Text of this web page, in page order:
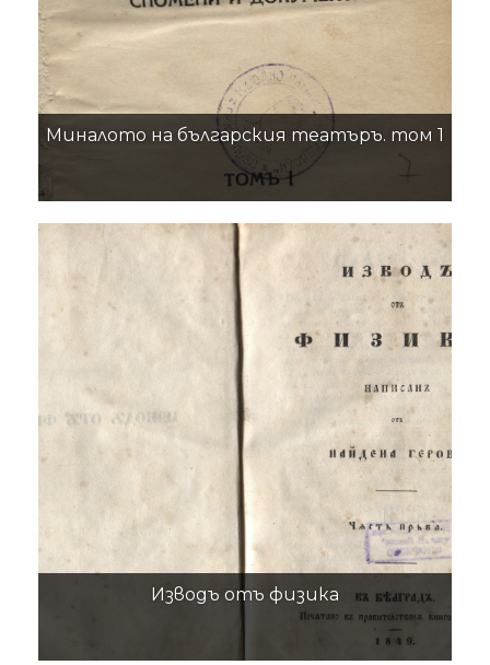
Миналото на българския театъръ. том 1
Изводъ отъ физика